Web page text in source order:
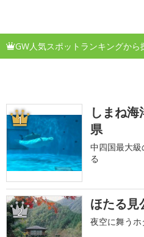
GW人気スポットランキングから
1
しまね
県
中四国最大級
る
2 ほたる見
夜空に舞う